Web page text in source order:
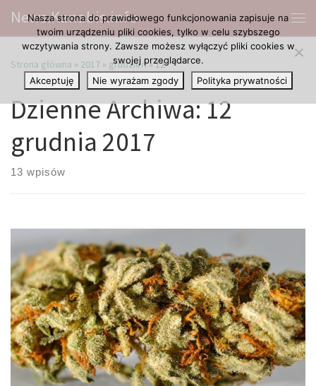
Przejdź do treści
News.Kanabis.info
Strona główna » 2017 » grudzień» 12
Dzienne Archiwa:12
grudnia 2017
13 wpisów
• Suplementy zawierające CBD są całkowicie bezpieczne,
naturalne i legalne. […]
Nasza strona do prawidłowego funkcjonowania zapisuje na
twoim urządzeniu pliki cookies, tylko w celu szybszego
wczytywania strony. Zawsze możesz wyłączyć pliki cookies w
swojej przeglądarce.
Akceptuję
Nie wyrażam zgody Polityka prywatności